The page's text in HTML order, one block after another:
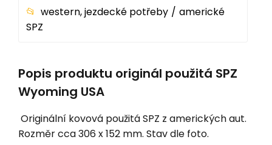
western, jezdecké potřeby
americké
SPZ
Popis produktu originál použitá SPZ
Wyoming USA
Originální kovová použitá SPZ z amerických aut.
Rozměr cca 306 x 152 mm. Stav dle foto.